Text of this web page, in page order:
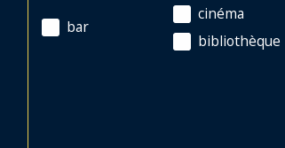
bar
cinéma
bibliothèque